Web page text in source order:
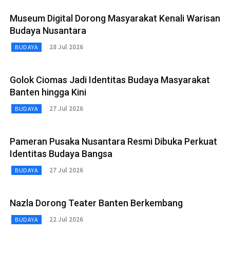
Museum Digital Dorong Masyarakat Kenali Warisan
Budaya Nusantara
BUDAYA 28 Jul 2026
Golok Ciomas Jadi Identitas Budaya Masyarakat
Banten hingga Kini
BUDAYA 27 Jul 2026
Pameran Pusaka Nusantara Resmi Dibuka Perkuat
Identitas Budaya Bangsa
BUDAYA 27 Jul 2026
Nazla Dorong Teater Banten Berkembang
BUDAYA 22 Jul 2026